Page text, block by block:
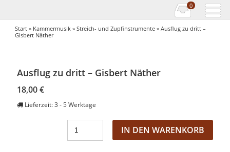
0
Start » Kammermusik »Streich- und Zupfinstrumente » Ausflug zu dritt –
Gisbert Näther
Ausflug zu dritt – Gisbert Näther
18,00€
Lieferzeit:3 - 5 Werktage
IN DEN WARENKORB